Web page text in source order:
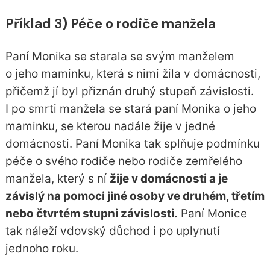
Příklad 3) Péče o rodiče manžela
Paní Monika se starala se svým manželem
o jeho maminku, která s nimi žila v domácnosti,
přičemž jí byl přiznán druhý stupeň závislosti.
I po smrti manžela se stará paní Monika o jeho
maminku, se kterou nadále žije v jedné
domácnosti. Paní Monika tak splňuje podmínku
péče o svého rodiče nebo rodiče zemřelého
manžela, který s ní žije v domácnosti a je
závislý na pomoci jiné osoby ve druhém, třetím
nebo čtvrtém stupni závislosti. Paní Monice
tak náleží vdovský důchod i po uplynutí
jednoho roku.